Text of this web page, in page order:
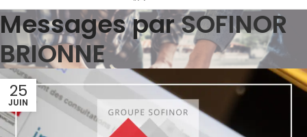
Messages parSOFINOR
BRIONNE
25
JUIN